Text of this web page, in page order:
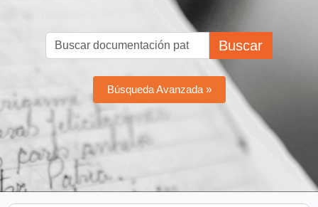
Buscar
Búsqueda Avanzada »